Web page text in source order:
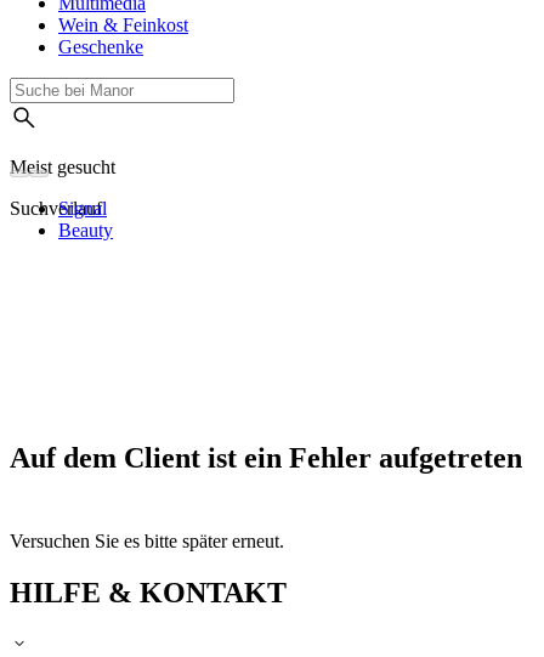
Wein & Feinkost
Geschenke
Meist gesucht
Suchverlauf
Signal
Beauty
Auf dem Client ist ein Fehler aufgetreten
Versuchen Sie es bitte später erneut.
HILFE & KONTAKT